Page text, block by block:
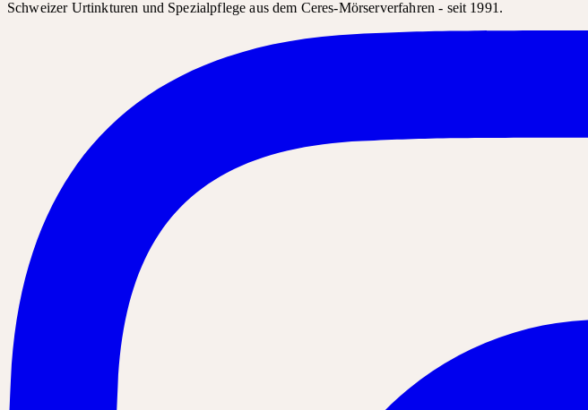
Schweizer Urtinkturen und Spezialpflege aus dem Ceres-Mörserverfahren - seit 1991.